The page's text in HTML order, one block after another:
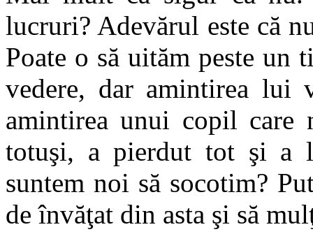
lucruri? Adevărul este că
Poate o să uităm peste un
vedere, dar amintirea lui
amintirea unui copil care
totuşi, a pierdut tot şi a
suntem noi să socotim?
de învăţat din asta şi să